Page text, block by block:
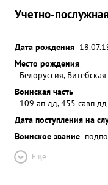
Учетно-
Дата рождения
Место рождения
Белоруссия,
Воинская часть
109 ап дд, 455 савп
Дата поступления на
Воинское звание
Ещё